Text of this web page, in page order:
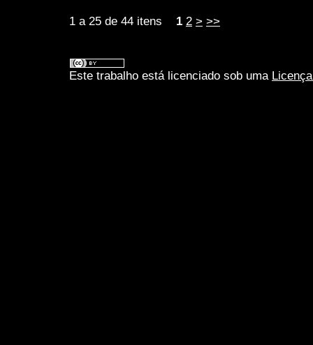
1 a 25 de 44 itens 1 2 > >>
Este trabalho está licenciado sob uma